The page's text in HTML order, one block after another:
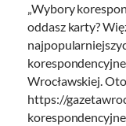
„Wybory
oddasz karty?
Wrocławskiej.
https://